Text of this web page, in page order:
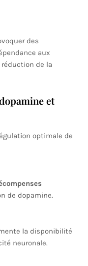
des
aux
de la
et
optimale de
de dopamine.
la disponibilité
neuronale.